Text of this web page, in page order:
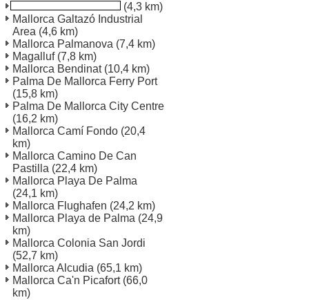
Mallorca Santa Ponsa (4,3 km)
Mallorca Galtazó Industrial
Area (4,6 km)
Mallorca Palmanova (7,4 km)
Magalluf(7,8 km)
Mallorca Bendinat(10,4 km)
Palma De Mallorca Ferry Port
(15,8 km)
Palma De Mallorca City Centre
(16,2 km)
Mallorca Camí Fondo (20,4
km)
Mallorca Camino De Can
Pastilla (22,4 km)
Mallorca Playa De Palma
(24,1 km)
Mallorca Flughafen (24,2 km)
Mallorca Playa de Palma (24,9
km)
Mallorca Colonia San Jordi
(52,7 km)
Mallorca Alcudia (65,1 km)
Mallorca Ca'n Picafort(66,0
km)